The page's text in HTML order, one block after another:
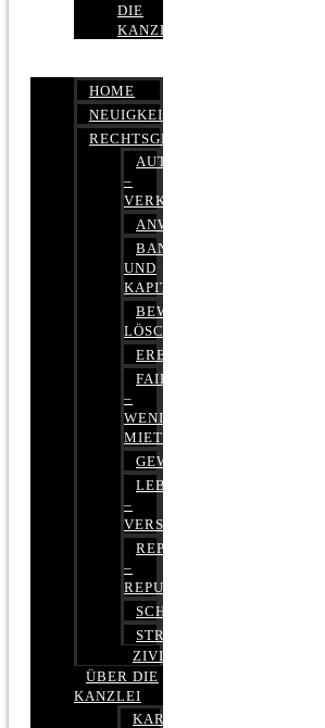
DIE
KANZLEI
HOME
NEUIGKEITEN
RECHTSGEBIETE
AUTOBETRUG
–
VERKEHRSRECHT
BANK-
UND
KAPITALMARKTRECHT
BEWERTUNGEN
LÖSCHEN
ERBRECHT
FAIRMIETEN
–
WENIGER
MIETE
GEWERBERECHT
LEBENSVERSICHERUNG
–
VERSICHERUNGSRECHT
REPUTATIONSRECHT
–
SCHUFARECHT
STRAFRECHT
ZIVILRECHT
ÜBER DIE
KANZLEI
KARRIERE